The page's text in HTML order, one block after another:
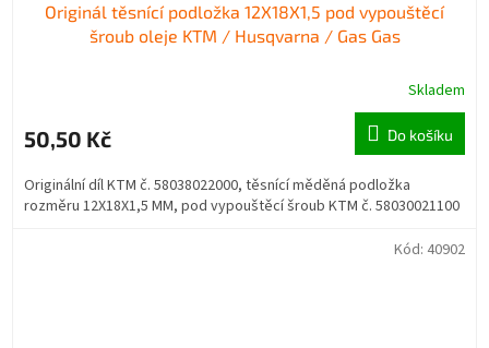
Originál těsnící podložka 12X18X1,5 pod vypouštěcí
šroub oleje KTM / Husqvarna / Gas Gas
Skladem
50,50 Kč Do košíku
Originální díl KTM č. 58038022000, těsnící měděná podložka
rozměru 12X18X1,5 MM, pod vypouštěcí šroub KTM č. 58030021100
Kód: 40902